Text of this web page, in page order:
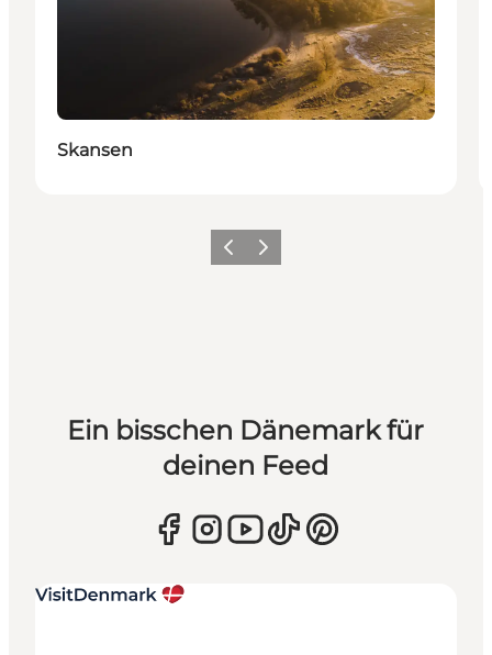
Skansen
ZurückWeiter
Ein bisschen Dänemark für
deinen Feed